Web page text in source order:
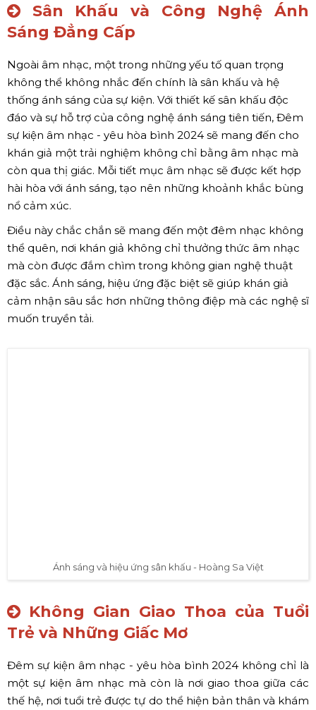
Sân Khấu và Công Nghệ Ánh
Sáng Đẳng Cấp
Ngoài âm nhạc, một trong những yếu tố quan trọng
không thể không nhắc đến chính là sân khấu và hệ
thống ánh sáng của sự kiện. Với thiết kế sân khấu độc
đáo và sự hỗ trợ của công nghệ ánh sáng tiên tiến, Đêm
sự kiện âm nhạc - yêu hòa bình 2024 sẽ mang đến cho
khán giả một trải nghiệm không chỉ bằng âm nhạc mà
còn qua thị giác. Mỗi tiết mục âm nhạc sẽ được kết hợp
hài hòa với ánh sáng, tạo nên những khoảnh khắc bùng
nổ cảm xúc.
Điều này chắc chắn sẽ mang đến một đêm nhạc không
thể quên, nơi khán giả không chỉ thưởng thức âm nhạc
mà còn được đắm chìm trong không gian nghệ thuật
đặc sắc. Ánh sáng, hiệu ứng đặc biệt sẽ giúp khán giả
cảm nhận sâu sắc hơn những thông điệp mà các nghệ sĩ
muốn truyền tải.
Ánh sáng và hiệu ứng sân khấu - Hoàng Sa Việt
Không Gian Giao Thoa của Tuổi
Trẻ và Những Giấc Mơ
Đêm sự kiện âm nhạc - yêu hòa bình 2024 không chỉ là
một sự kiện âm nhạc mà còn là nơi giao thoa giữa các
thế hệ, nơi tuổi trẻ được tự do thể hiện bản thân và khám